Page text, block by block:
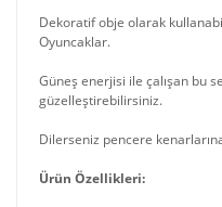
Dekoratif obje olarak
Oyuncaklar.
Güneş enerjisi ile çalışan bu
güzelleştirebilirsiniz.
Dilerseniz pencere
Ürün Özellikleri: